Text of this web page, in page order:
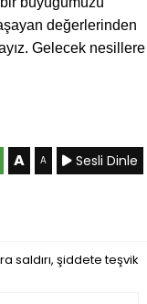
değerlerinden
Gelecek nesillere
A A Sesli Dinle
saldırı, şiddete teşvik